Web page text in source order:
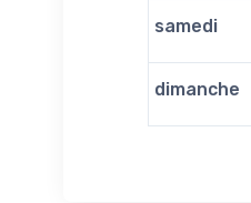
samedi
dimanche